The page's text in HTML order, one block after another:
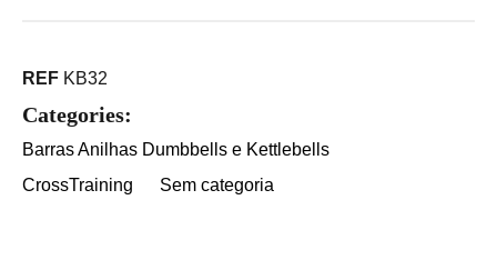
REF KB32
Categories:
Barras Anilhas Dumbbells e Kettlebells
CrossTraining
Sem categoria